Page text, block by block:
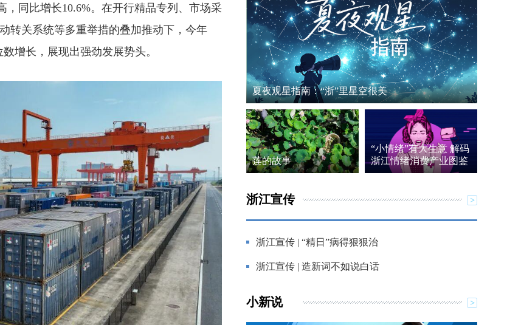
，同比增长10.6%。在开行精品专列、市场采
转关系统等多重举措的叠加推动下，今年
增长，展现出强劲发展势头。
夏夜观星指南：“浙”里星空很美
莲的故事
“小情绪”有大生意 解码
浙江情绪消费产业图鉴
浙江宣传
浙江宣传 | “精日”病得狠狠治
浙江宣传 | 造新词不如说白话
小新说